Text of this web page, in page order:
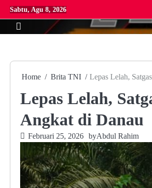
Skip
to
content
Sabtu, Agu 8, 2026
Home Brita TNI Lepas Lelah,
Lepas Lelah,
Angkat di Danau
Februari 25, 2026 byAbdul Rahim